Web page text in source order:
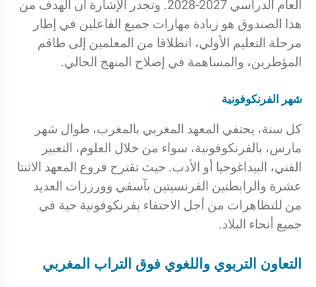
العام الدراسي 2027-2028. وتجدر الإشارة أن الهدف من
هذا الصندوق هو زيادة مهارات جميع الفاعلين في إطار
مرحلة التعليم الأولي، انطلاقا من المعلمين إلى طاقم
المؤطرين، والمساهمة في إصلاح المنهج الحالي.
شهر الفرنكوفونية
كل سنة، يحتفي المعهد المغربي بالمغرب، طوال شهر
مارس، بالفرنكوفونية، سواء من خلال العلوم، التعبير
الفني، البيداغوجيا أو الأدب. حيث تقترح فروع المعهد الاثنتا
عشرة والرابطتين الفرنسيتين بآسفي وورززات العديد
من للتظاهرات من أجل الاحتفاء بفرنكوفونية حية في
جميع أنحاء البلاد.
التعاون التربوي واللغوي فوق التراب المغربي